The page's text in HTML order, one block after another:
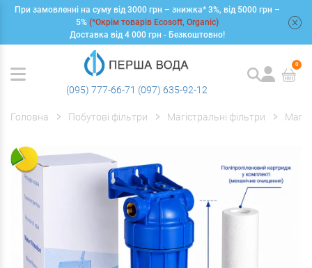
При замовленні на суму від 3000 грн – знижка* 3%, від 5000 грн –
5% (*Окрім товарів Ecosoft, Organic)
Доставка від 4 000 грн - Безкоштовно!
(095) 777-66-71 (097) 635-92-12
0
Головна Побутові фільтри Магістральні фільтри